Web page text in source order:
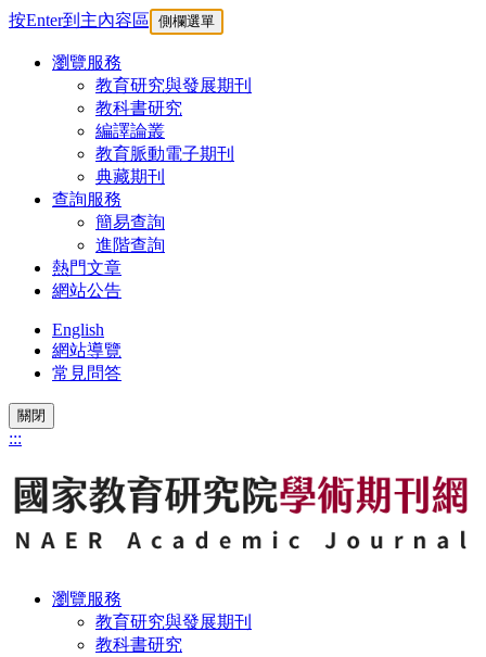
按Enter到主內容區 側欄選單
瀏覽服務
教育研究與發展期刊
教科書研究
編譯論叢
教育脈動電子期刊
典藏期刊
查詢服務
簡易查詢
進階查詢
熱門文章
網站公告
English
網站導覽
常見問答
關閉
:::
瀏覽服務
教育研究與發展期刊
教科書研究